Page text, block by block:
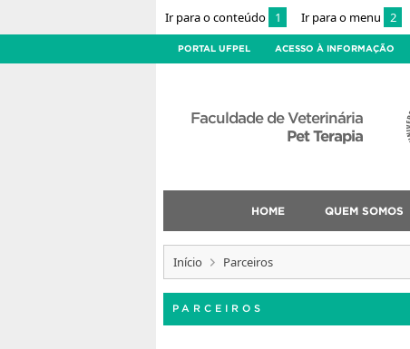
Ir para o conteúdo 1 Ir para o menu 2
PORTAL UFPEL ACESSO À INFORMAÇÃO
Faculdade de Veterinária
Pet Terapia
HOME QUEM SOMOS
Início Parceiros
PARCEIROS